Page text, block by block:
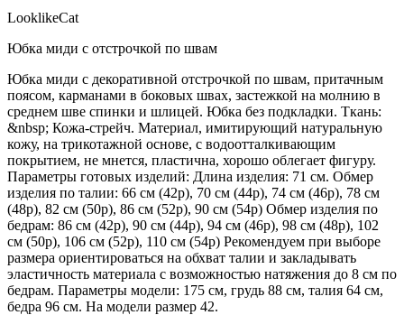
LooklikeCat
Юбка миди с отстрочкой по швам
Юбка миди с декоративной отстрочкой по швам, притачным
поясом, карманами в боковых швах, застежкой на молнию в
среднем шве спинки и шлицей. Юбка без подкладки. Ткань:
&nbsp; Кожа-стрейч. Материал, имитирующий натуральную
кожу, на трикотажной основе, с водоотталкивающим
покрытием, не мнется, пластична, хорошо облегает фигуру.
Параметры готовых изделий: Длина изделия: 71 см. Обмер
изделия по талии: 66 см (42р), 70 см (44р), 74 см (46р), 78 см
(48р), 82 см (50р), 86 см (52р), 90 см (54р) Обмер изделия по
бедрам: 86 см (42р), 90 см (44р), 94 см (46р), 98 см (48р), 102
см (50р), 106 см (52р), 110 см (54р) Рекомендуем при выборе
размера ориентироваться на обхват талии и закладывать
эластичность материала с возможностью натяжения до 8 см по
бедрам. Параметры модели: 175 см, грудь 88 см, талия 64 см,
бедра 96 см. На модели размер 42.